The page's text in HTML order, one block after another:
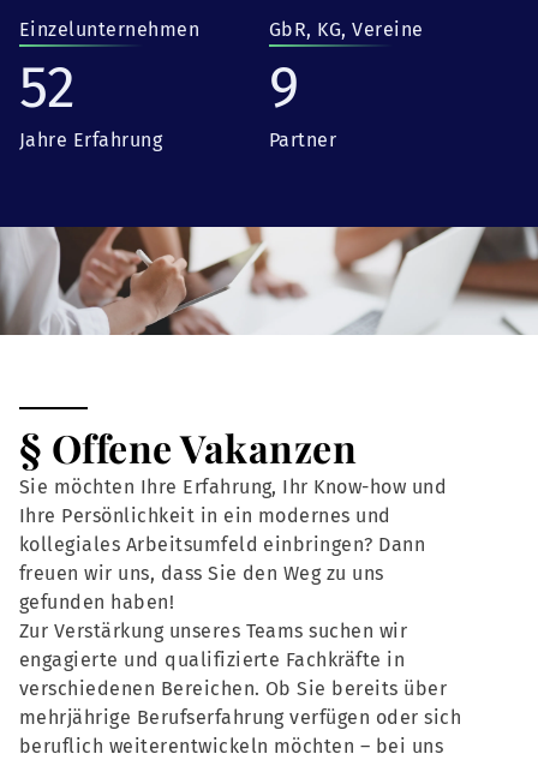
Einzelunternehmen GbR, KG, Vereine
52
Jahre Erfahrung
9
Partner
§ Offene Vakanzen
Sie möchten Ihre Erfahrung, Ihr Know-how und
Ihre Persönlichkeit in ein modernes und
kollegiales Arbeitsumfeld einbringen? Dann
freuen wir uns, dass Sie den Weg zu uns
gefunden haben!
Zur Verstärkung unseres Teams suchen wir
engagierte und qualifizierte Fachkräfte in
verschiedenen Bereichen. Ob Sie bereits über
mehrjährige Berufserfahrung verfügen oder sich
beruflich weiterentwickeln möchten – bei uns